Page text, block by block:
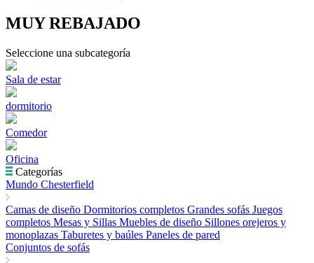
MUY REBAJADO
Seleccione una subcategoría
Sala de estar
dormitorio
Comedor
Oficina
Categorías
Mundo Chesterfield
Camas de diseño Dormitorios completos Grandes sofás Juegos
completos Mesas y Sillas Muebles de diseño Sillones orejeros y
monoplazas Taburetes y baúles Paneles de pared
Conjuntos de sofás